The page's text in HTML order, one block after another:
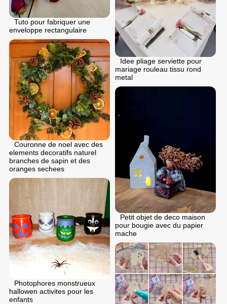
Tuto pour fabriquer une
enveloppe rectangulaire
Idee pliage serviette pour
mariage rouleau tissu rond
metal
Couronne de noel avec des
elements decoratifs naturel
branches de sapin et des
oranges sechees
Petit objet de deco maison
pour bougie avec du papier
mache
Photophores monstrueux
hallowen activites pour les
enfants